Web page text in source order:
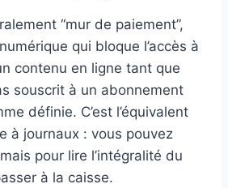
“mur de paiement”,
qui bloque l’accès à
contenu en ligne tant que
souscrit à un abonnement
définie. C’est l’équivalent
à journaux : vous pouvez
pour lire l’intégralité du
à la caisse.